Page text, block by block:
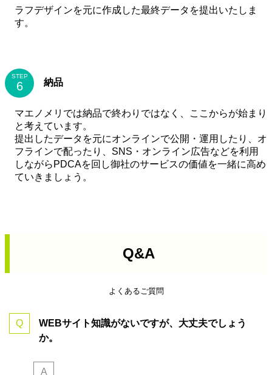
ラフデザインを元に作成した最終データを提出いたしま
す。
STEP
納品
マエノメリでは納品で終わりではなく、ここからが始まり
と考えています。
提出したデータを元にオンラインで公開・運用したり、オ
フラインで配ったり、SNS・オンライン広告などを利用
しながらPDCAを回し御社のサービスの価値を一緒に高め
ていきましょう。
Q&A
よくあるご質問
WEBサイト知識がないですが、大丈夫でしょう
か。